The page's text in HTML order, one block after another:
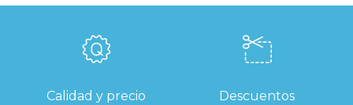
Calidad y precio Descuentos